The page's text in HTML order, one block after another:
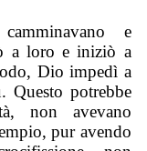
e
a loro e iniziò a
Dio impedì a
Questo potrebbe
non avevano
pur avendo